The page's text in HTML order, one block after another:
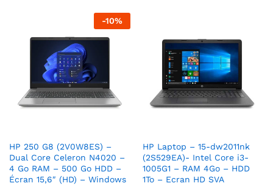
-10%
HP 250 G8 (2V0W8ES) –
Dual Core Celeron N4020 –
4 Go RAM – 500 Go HDD –
Écran 15,6″ (HD) – Windows
HP Laptop – 15-dw2011nk
(2S529EA)- Intel Core i3-
1005G1 – RAM 4Go – HDD
1To – Ecran HD SVA